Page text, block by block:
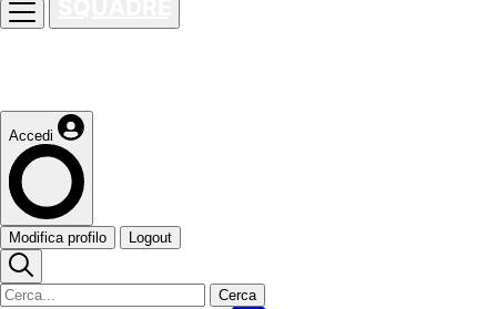
Accedi
Modifica profilo Logout
Cerca